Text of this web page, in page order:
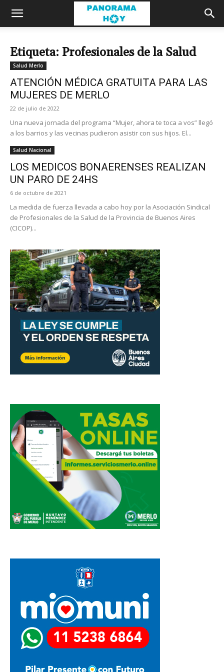
Etiqueta: Profesionales de la Salud
Salud Merlo
ATENCIÓN MÉDICA GRATUITA PARA LAS
MUJERES DE MERLO
22 de julio de 2022
Una nueva jornada del programa “Mujer, ahora te toca a vos” llegó
a los barrios y las vecinas pudieron asistir con sus hijos. El...
Salud Nacional
LOS MEDICOS BONAERENSES REALIZAN
UN PARO DE 24HS
6 de octubre de 2021
La medida de fuerza llevada a cabo hoy por la Asociación Sindical
de Profesionales de la Salud de la Provincia de Buenos Aires
(CICOP)...